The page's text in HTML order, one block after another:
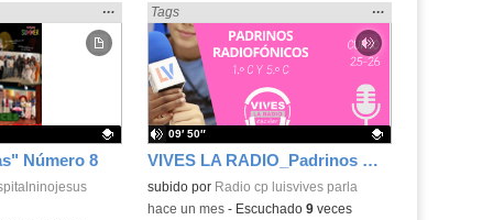
Número 8
en:
Mostrar
la
ubicación
búsqueda
…
VIVES LA RADIO_Padrinos Radiofónicos 25-26_1.ºC y 5.ºC
Encontrado «Cuentos» en:
Tags
Mostrar
la
ubicación
de la
búsqueda
…
Contenido educativo.
subido por Radio cp luisvives parla
09′ 50″
-hace un mes- Escuchado 9veces